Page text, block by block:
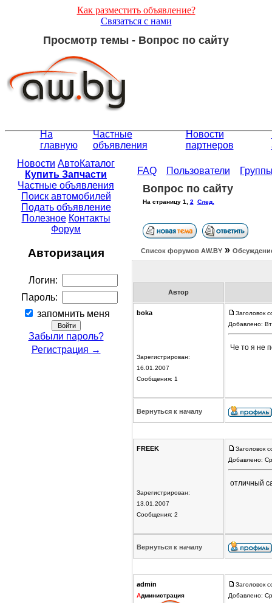
Как разместить объявление?
Связаться с нами
Просмотр темы - Вопрос по сайту
На
главную
Частные
объявления
Новости
партнеров
Новости АвтоКаталог
Купить Запчасти
Частные объявления
Поиск автомобилей
Подать объявление
Полезное Контакты
Форум
Авторизация
Логин:
Пароль:
запомнить меня
Забыли пароль?
Регистрация →
FAQ Пользователи
Вопрос по сайту
На страницу 1 2 След.
Список форумов АW.BY »
Автор
boka
Зарегистрирован:
16.01.2007
Сообщения: 1
Заголовок
Добавлено:
Че то я не
Вернуться к началу
FREEK
Зарегистрирован:
13.01.2007
Сообщения: 2
Заголовок
Добавлено:
отличный
Вернуться к началу
admin
Администрация
Заголовок
Добавлено: